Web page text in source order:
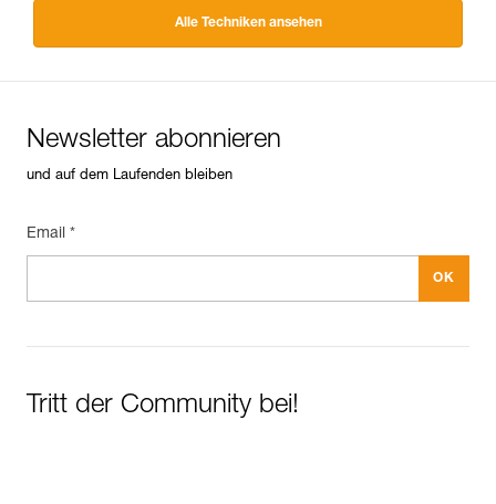
Alle Techniken ansehen
Newsletter abonnieren
und auf dem Laufenden bleiben
Email *
Tritt der Community bei!